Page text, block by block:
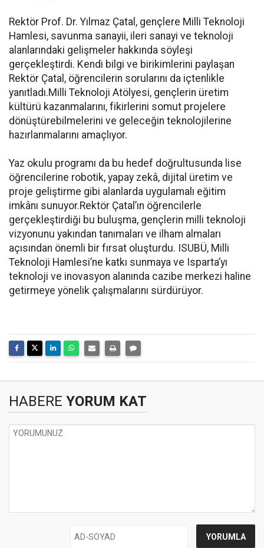
Rektör Prof. Dr. Yılmaz Çatal, gençlere Milli Teknoloji
Hamlesi, savunma sanayii, ileri sanayi ve teknoloji
alanlarındaki gelişmeler hakkında söyleşi
gerçekleştirdi. Kendi bilgi ve birikimlerini paylaşan
Rektör Çatal, öğrencilerin sorularını da içtenlikle
yanıtladı.Milli Teknoloji Atölyesi, gençlerin üretim
kültürü kazanmalarını, fikirlerini somut projelere
dönüştürebilmelerini ve geleceğin teknolojilerine
hazırlanmalarını amaçlıyor.
Yaz okulu programı da bu hedef doğrultusunda lise
öğrencilerine robotik, yapay zekâ, dijital üretim ve
proje geliştirme gibi alanlarda uygulamalı eğitim
imkânı sunuyor.Rektör Çatal’ın öğrencilerle
gerçekleştirdiği bu buluşma, gençlerin milli teknoloji
vizyonunu yakından tanımaları ve ilham almaları
açısından önemli bir fırsat oluşturdu. ISUBÜ, Milli
Teknoloji Hamlesi’ne katkı sunmaya ve Isparta’yı
teknoloji ve inovasyon alanında cazibe merkezi haline
getirmeye yönelik çalışmalarını sürdürüyor.
HABERE YORUM KAT